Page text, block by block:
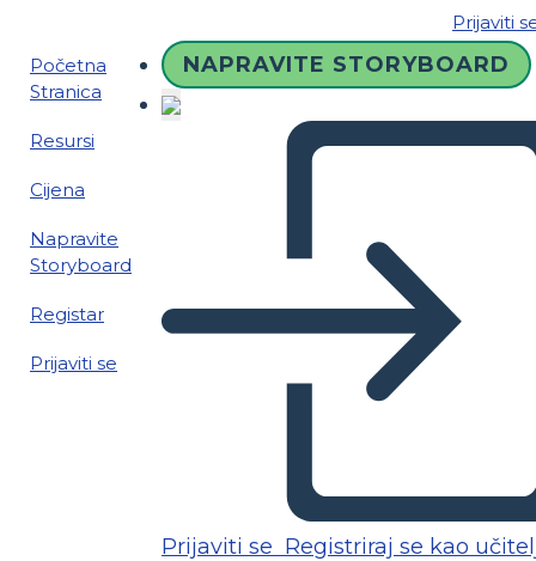
Prijaviti
Početna
Stranica
Resursi
Cijena
Napravite
Storyboard
Registar
Prijaviti se
NAPRAVITE STORYBOARD
Prijaviti se Registriraj se kao